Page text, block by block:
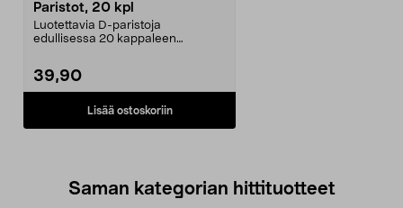
Paristot, 20 kpl
Luotettavia D-paristoja
edullisessa 20 kappaleen
39,90
Lisää ostoskoriin
Saman kategorian hittituotteet